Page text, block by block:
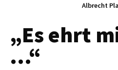
Albrecht
„Es ehrt
…“